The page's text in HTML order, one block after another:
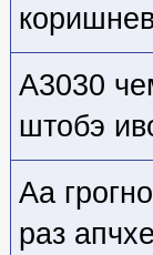
А3030
штобэ
Аа
раз